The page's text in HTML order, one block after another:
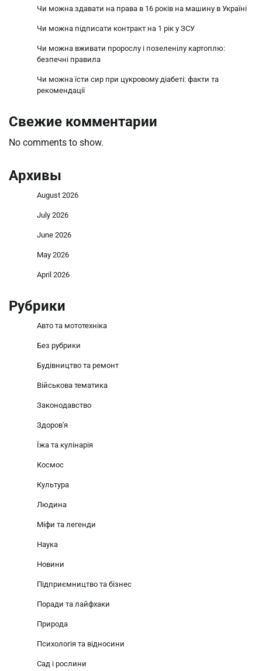
Чи можна здавати на права в 16 років на машину в Україні
Чи можна підписати контракт на 1 рік у ЗСУ
Чи можна вживати пророслу і позеленілу картоплю:
безпечні правила
Чи можна їсти сир при цукровому діабеті: факти та
рекомендації
Свежие комментарии
No comments to show.
Архивы
August 2026
July 2026
June 2026
May 2026
April 2026
Рубрики
Авто та мототехніка
Без рубрики
Будівництво та ремонт
Військова тематика
Законодавство
Здоров'я
Їжа та кулінарія
Космос
Культура
Людина
Міфи та легенди
Наука
Новини
Підприємництво та бізнес
Поради та лайфхаки
Природа
Психологія та відносини
Сад і рослини